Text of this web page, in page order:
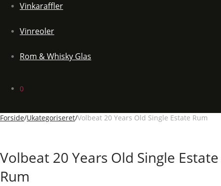
Vinkaraffler
Vinreoler
Rom & Whisky Glas
0
Forside/Ukategoriseret/Volbeat 20 Years Old Single Estate Rum
Volbeat 20 Years Old Single Estate
Rum